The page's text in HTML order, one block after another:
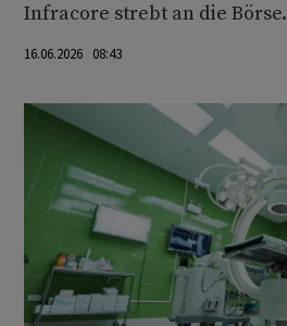
Infracore strebt an die Börse.
16.06.2026 08:43